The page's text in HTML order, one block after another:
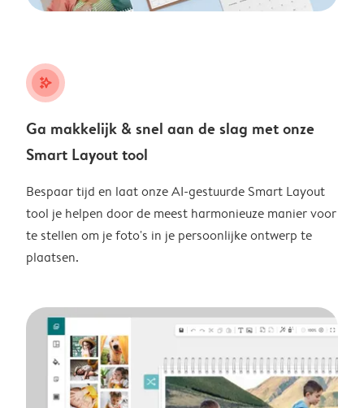
stars_plus
Ga makkelijk & snel aan de slag met onze
Smart Layout tool
Bespaar tijd en laat onze AI-gestuurde Smart Layout
tool je helpen door de meest harmonieuze manier voor
te stellen om je foto's in je persoonlijke ontwerp te
plaatsen.